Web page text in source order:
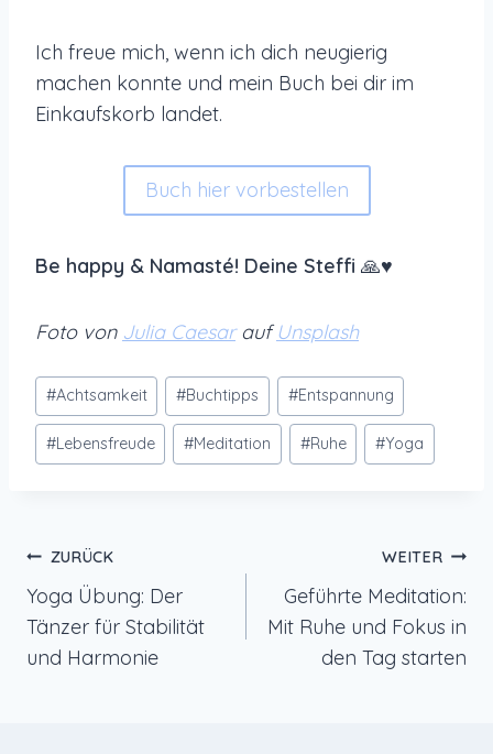
Ich freue mich, wenn ich dich neugierig
machen konnte und mein Buch bei dir im
Einkaufskorb landet.
Buch hier vorbestellen
Be happy & Namasté! Deine Steffi 🙏♥️
Foto von Julia CaesaraufUnsplash
Schlagworte:
#Achtsamkeit #Buchtipps #Entspannung
#Lebensfreude #Meditation #Ruhe #Yoga
Beitragsnavigation
ZURÜCK
Yoga Übung: Der
Tänzer für Stabilität
und Harmonie
WEITER
Geführte Meditation:
Mit Ruhe und Fokus in
den Tag starten